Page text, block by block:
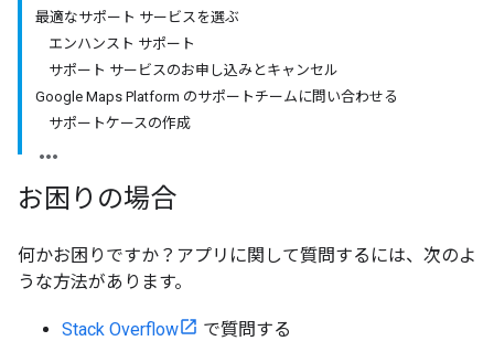
最適なサポート サービスを選ぶ
エンハンスト サポート
サポート サービスのお申し込みとキャンセル
Google Maps Platform のサポートチームに問い合わせる
サポートケースの作成
お困りの場合
何かお困りですか？アプリに関して質問するには、次のよ
うな方法があります。
Stack Overflow で質問する